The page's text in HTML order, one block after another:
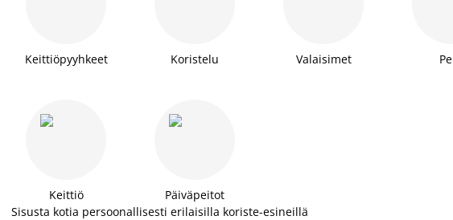
Keittiöpyyhkeet Koristelu Valaisimet
Keittiö
Päiväpeitot
Sisusta kotia persoonallisesti erilaisilla koriste-esineillä